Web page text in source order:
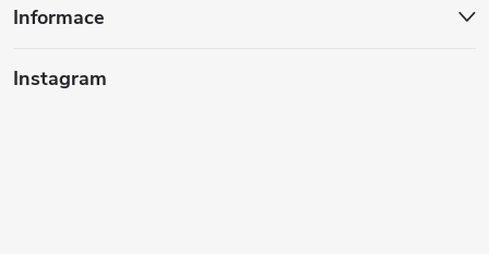
Informace
Instagram